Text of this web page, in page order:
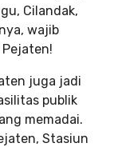
Cilandak,
wajib
juga jadi
publik
memadai.
Stasiun